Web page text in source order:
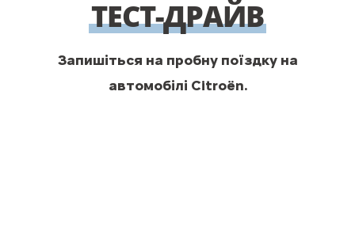
ТЕСТ-ДРАЙВ
Запишіться на пробну поїздку на
автомобілі Citroën.